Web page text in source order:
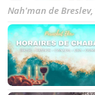
Nah'man de Breslev,